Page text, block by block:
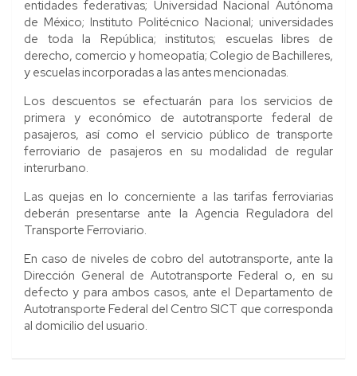
entidades federativas; Universidad Nacional Autónoma
de México; Instituto Politécnico Nacional; universidades
de toda la República; institutos; escuelas libres de
derecho, comercio y homeopatía; Colegio de Bachilleres,
y escuelas incorporadas a las antes mencionadas.
Los descuentos se efectuarán para los servicios de
primera y económico de autotransporte federal de
pasajeros, así como el servicio público de transporte
ferroviario de pasajeros en su modalidad de regular
interurbano.
Las quejas en lo concerniente a las tarifas ferroviarias
deberán presentarse ante la Agencia Reguladora del
Transporte Ferroviario.
En caso de niveles de cobro del autotransporte, ante la
Dirección General de Autotransporte Federal o, en su
defecto y para ambos casos, ante el Departamento de
Autotransporte Federal del Centro SICT que corresponda
al domicilio del usuario.